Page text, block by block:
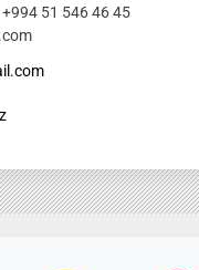
51 546 46 45